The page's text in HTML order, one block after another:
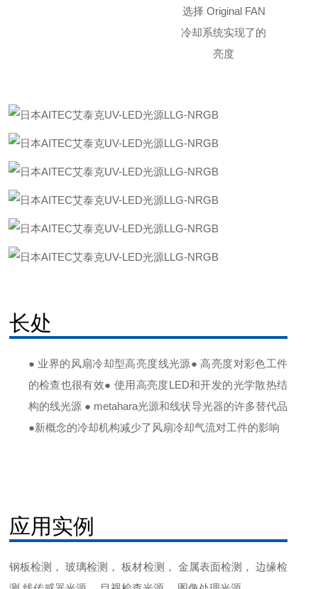
选择 Original FAN
冷却系统实现了的
亮度
长处
● 业界的风扇冷却型高亮度线光源● 高亮度对彩色工件
的检查也很有效● 使用高亮度LED和开发的光学散热结
构的线光源 ● metahara光源和线状导光器的许多替代品
●新概念的冷却机构减少了风扇冷却气流对工件的影响
应用实例
钢板检测， 玻璃检测， 板材检测， 金属表面检测， 边缘检